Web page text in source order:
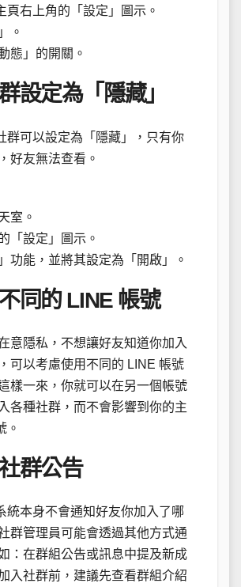
頁右上角的「設定」圖示。
。
態」的開關。
設定為「隱藏」
群可以設定為「隱藏」，只有你
好友無法查看。
室。
「設定」圖示。
功能，並將其設定為「開啟」。
同的 LINE 帳號
意隱私，不想讓好友知道你加入
可以考慮使用不同的 LINE 帳號
樣一來，你就可以在另一個帳號
各種社群，而不會影響到你的主
。
群公告
統本身不會通知好友你加入了哪
群管理員可能會透過其他方式通
：在群組公告或訊息中提及新成
入社群前，建議先查看群組介紹